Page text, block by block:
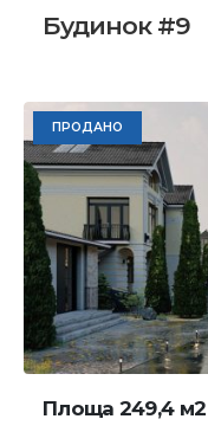
Будинок #9
ПРОДАНО
Площа 249,4 м2